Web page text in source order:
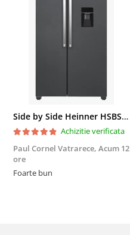
Side by Side Heinner HSBS-HM439NFINVDGWDE++, Total No Frost, Compresor Inverter, Dozator Apa, Display Touch LED, 439 L, Clasa E, Gri Antracit Texturat
Achizitie verificata
Paul Cornel Vatrarece, Acum 12
ore
Foarte bun